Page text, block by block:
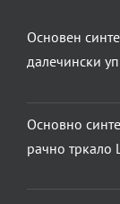
Основен
далечински
Основно
рачно тркало